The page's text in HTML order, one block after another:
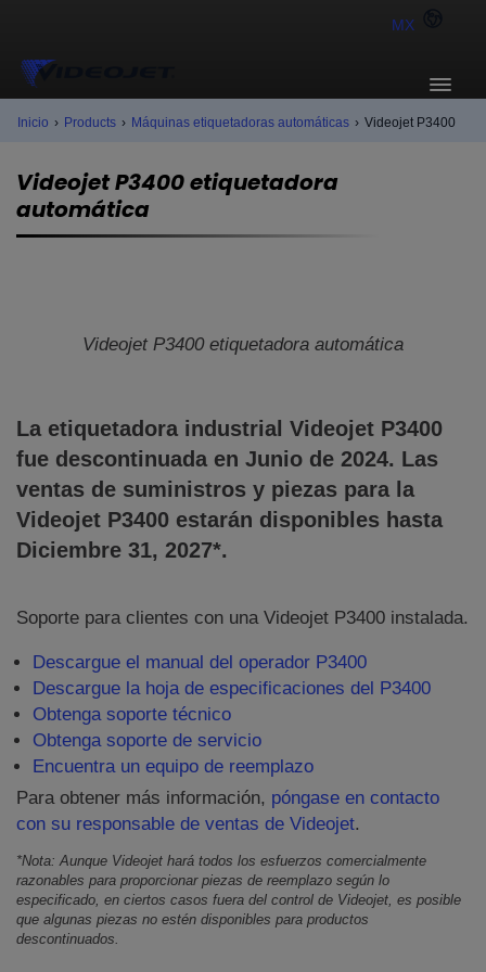
MX
Inicio › Products › Máquinas etiquetadoras automáticas › Videojet P3400
Videojet P3400 etiquetadora
automática
Videojet P3400 etiquetadora automática
La etiquetadora industrial Videojet P3400
fue descontinuada en Junio de 2024. Las
ventas de suministros y piezas para la
Videojet P3400 estarán disponibles hasta
Diciembre 31, 2027*.
Soporte para clientes con una Videojet P3400 instalada.
Descargue el manual del operador P3400
Descargue la hoja de especificaciones del P3400
Obtenga soporte técnico
Obtenga soporte de servicio
Encuentra un equipo de reemplazo
Para obtener más información, póngase en contacto
con su responsable de ventas de Videojet.
*Nota: Aunque Videojet hará todos los esfuerzos comercialmente
razonables para proporcionar piezas de reemplazo según lo
especificado, en ciertos casos fuera del control de Videojet, es posible
que algunas piezas no estén disponibles para productos
descontinuados.